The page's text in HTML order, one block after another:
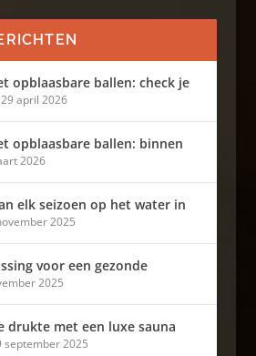
opblaasbare ballen: check je
29 april 2026
opblaasbare ballen: binnen
2026
elk seizoen op het water in
2025
voor een gezonde
2025
drukte met een luxe sauna
september 2025